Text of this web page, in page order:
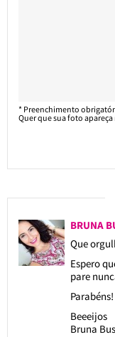
* Preenchimento
Quer que sua foto
BRUNA
Que
Espero
pare
Parabéns!
Beeeijos
Bruna